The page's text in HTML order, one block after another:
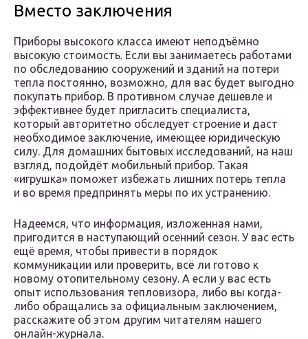
Вместо заключения
Приборы высокого класса имеют неподъёмно
высокую стоимость. Если вы занимаетесь работами
по обследованию сооружений и зданий на потери
тепла постоянно, возможно, для вас будет выгодно
покупать прибор. В противном случае дешевле и
эффективнее будет пригласить специалиста,
который авторитетно обследует строение и даст
необходимое заключение, имеющее юридическую
силу. Для домашних бытовых исследований, на наш
взгляд, подойдёт мобильный прибор. Такая
«игрушка» поможет избежать лишних потерь тепла
и во время предпринять меры по их устранению.
Надеемся, что информация, изложенная нами,
пригодится в наступающий осенний сезон. У вас есть
ещё время, чтобы привести в порядок
коммуникации или проверить, всё ли готово к
новому отопительному сезону. А если у вас есть
опыт использования тепловизора, либо вы когда-
либо обращались за официальным заключением,
расскажите об этом другим читателям нашего
онлайн-журнала.